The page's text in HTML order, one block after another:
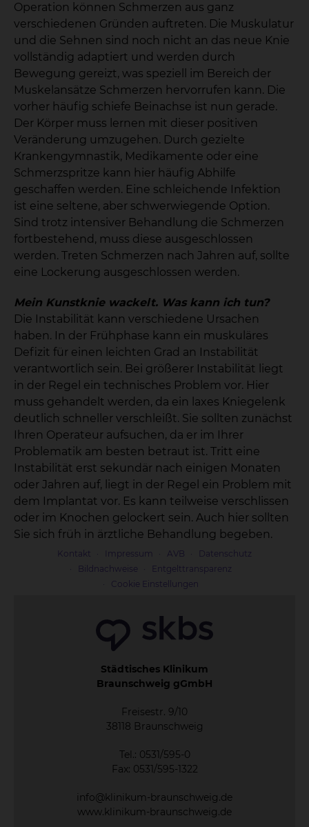
Operation können Schmerzen aus ganz
verschiedenen Gründen auftreten. Die Muskulatur
und die Sehnen sind noch nicht an das neue Knie
vollständig adaptiert und werden durch
Bewegung gereizt, was speziell im Bereich der
Muskelansätze Schmerzen hervorrufen kann. Die
vorher häufig schiefe Beinachse ist nun gerade.
Der Körper muss lernen mit dieser positiven
Veränderung umzugehen. Durch gezielte
Krankengymnastik, Medikamente oder eine
Schmerzspritze kann hier häufig Abhilfe
geschaffen werden. Eine schleichende Infektion
ist eine seltene, aber schwerwiegende Option.
Sind trotz intensiver Behandlung die Schmerzen
fortbestehend, muss diese ausgeschlossen
werden. Treten Schmerzen nach Jahren auf, sollte
eine Lockerung ausgeschlossen werden.
Mein Kunstknie wackelt. Was kann ich tun?
Die Instabilität kann verschiedene Ursachen
haben. In der Frühphase kann ein muskuläres
Defizit für einen leichten Grad an Instabilität
verantwortlich sein. Bei größerer Instabilität liegt
in der Regel ein technisches Problem vor. Hier
muss gehandelt werden, da ein laxes Kniegelenk
deutlich schneller verschleißt. Sie sollten zunächst
Ihren Operateur aufsuchen, da er im Ihrer
Problematik am besten betraut ist. Tritt eine
Instabilität erst sekundär nach einigen Monaten
oder Jahren auf, liegt in der Regel ein Problem mit
dem Implantat vor. Es kann teilweise verschlissen
oder im Knochen gelockert sein. Auch hier sollten
Sie sich früh in ärztliche Behandlung begeben.
Kontakt Impressum AVB
Datenschutz
Bildnachweise
Entgelttransparenz
Cookie Einstellungen
Städtisches Klinikum
Braunschweig gGmbH
Freisestr. 9/10
38118 Braunschweig
Tel.: 0531/595-0
Fax: 0531/595-1322
info@klinikum-braunschweig.de
www.klinikum-braunschweig.de